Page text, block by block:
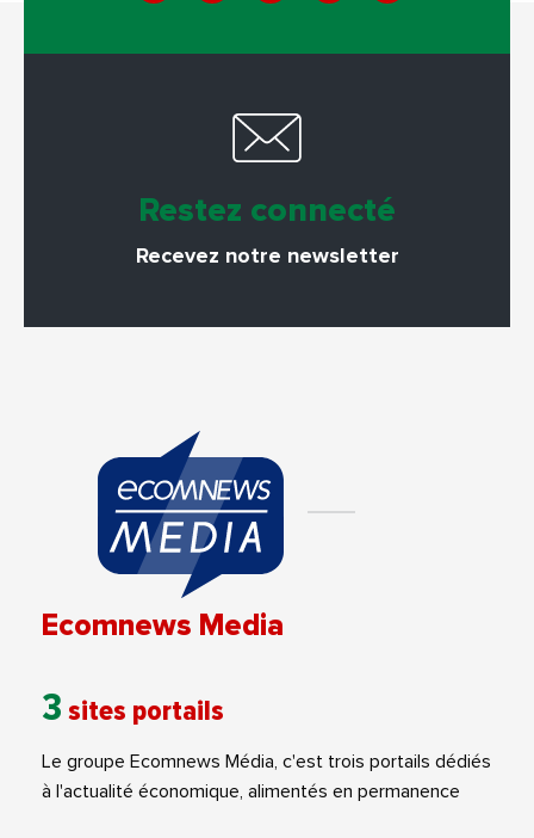
Restez connecté
Recevez notre newsletter
Ecomnews Media
3 sites portails
Le groupe Ecomnews Média, c'est trois portails dédiés
à l'actualité économique, alimentés en permanence